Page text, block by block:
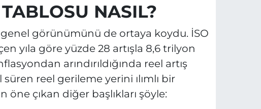
NASIL?
görünümünü de ortaya koydu. İSO
yıla göre yüzde 28 artışla 8,6 trilyon
arındırıldığında reel artış
reel gerileme yerini ılımlı bir
öne çıkan diğer başlıkları şöyle: